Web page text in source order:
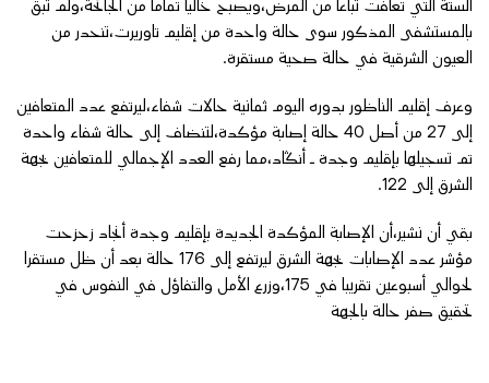
الستة التي تعافت تباعا من المرض،ويصبح خاليا تماما من الجائحة،ولم تبق
بالمستشفى المذكور سوى حالة واحدة من إقليم تاوريرت،تنحدر من
العيون الشرقية في حالة صحية مستقرة.
وعرف إقليم الناظور بدوره اليوم ثمانية حالات شفاء،ليرتفع عدد المتعافين
إلى 27 من أصل 40 حالة إصابة مؤكدة،لتنضاف إلى حالة شفاء واحدة
تم تسجيلها بإقليم وجدة ـ أنڭاد،مما رفع العدد الإجمالي للمتعافين بجهة
الشرق إلى 122.
بقي أن نشير،أن الإصابة المؤكدة الجديدة بإقليم وجدة أنجاد زحزحت
مؤشر عدد الإصابات بجهة الشرق ليرتفع إلى 176 حالة بعد أن ظل مستقرا
لحوالي أسبوعين تقريبا في 175،وزرع الأمل والتفاؤل في النفوس في
تحقيق صفر حالة بالجهة